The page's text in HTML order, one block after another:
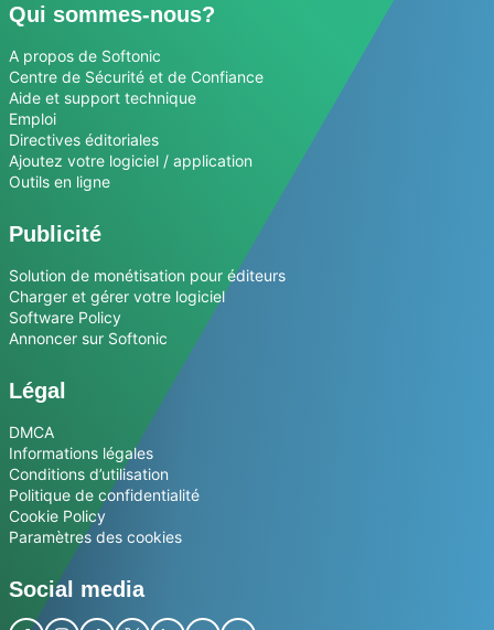
Qui sommes-nous?
A propos de Softonic
Centre de Sécurité et de Confiance
Aide et support technique
Emploi
Directives éditoriales
Ajoutez votre logiciel / application
Outils en ligne
Publicité
Solution de monétisation pour éditeurs
Charger et gérer votre logiciel
Software Policy
Annoncer sur Softonic
Légal
DMCA
Informations légales
Conditions d’utilisation
Politique de confidentialité
Cookie Policy
Paramètres des cookies
Social media